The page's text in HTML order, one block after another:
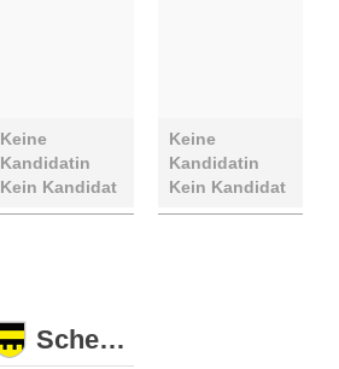
Keine
Kandidatin
Kein Kandidat
Keine
Kandidatin
Kein Kandidat
Schellenberg